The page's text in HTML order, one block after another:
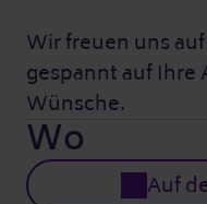
Wir freuen uns
gespannt auf Ihre
Wünsche.
Wo
Auf